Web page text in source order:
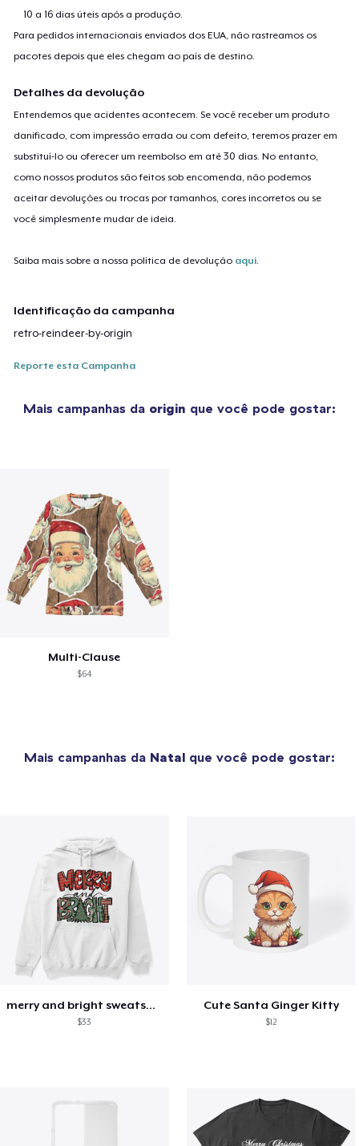
10 a 16 dias úteis após a produção.
Para pedidos internacionais enviados dos EUA, não rastreamos os
pacotes depois que eles chegam ao país de destino.
Detalhes da devolução
Entendemos que acidentes acontecem. Se você receber um produto
danificado, com impressão errada ou com defeito, teremos prazer em
substituí-lo ou oferecer um reembolso em até 30 dias. No entanto,
como nossos produtos são feitos sob encomenda, não podemos
aceitar devoluções ou trocas por tamanhos, cores incorretos ou se
você simplesmente mudar de ideia.
Saiba mais sobre a nossa política de devolução aqui.
Identificação da campanha
retro-reindeer-by-origin
Reporte esta Campanha
Mais campanhas da origin que você pode gostar:
Multi-Clause
$64
Mais campanhas da Natal que você pode gostar:
merry and bright sweatshirt christmas
$33
Cute Santa Ginger Kitty
$12